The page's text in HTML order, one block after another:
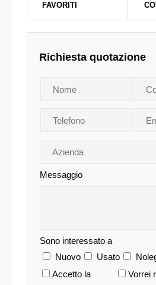
FAVORITI
Richiesta quotazione
Messaggio
Sono interessato a
Nuovo
Usato
Accetto la
Vorrei